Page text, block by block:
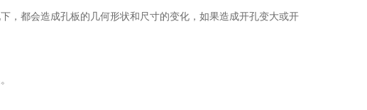
都会造成孔板的几何形状和尺寸的变化，如果造成开孔变大或开